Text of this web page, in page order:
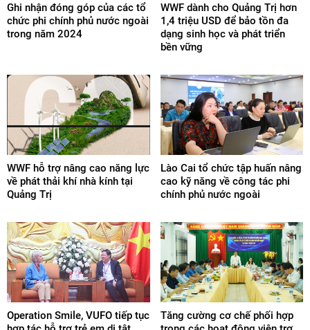
Ghi nhận đóng góp của các tổ
chức phi chính phủ nước ngoài
trong năm 2024
WWF dành cho Quảng Trị hơn
1,4 triệu USD để bảo tồn đa
dạng sinh học và phát triển
bền vững
WWF hỗ trợ nâng cao năng lực
về phát thải khí nhà kính tại
Quảng Trị
Lào Cai tổ chức tập huấn nâng
cao kỹ năng về công tác phi
chính phủ nước ngoài
Operation Smile, VUFO tiếp tục
Tăng cường cơ chế phối hợp